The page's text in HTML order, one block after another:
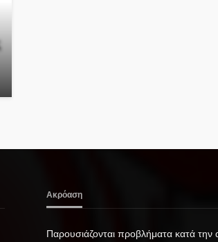
Ακρόαση
Παρουσιάζονται προβλήματα κατά την